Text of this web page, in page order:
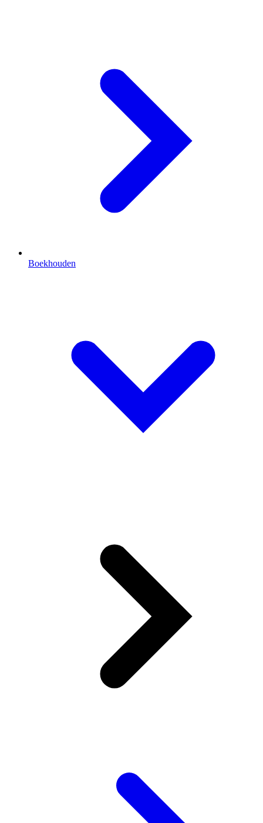
Boekhouden